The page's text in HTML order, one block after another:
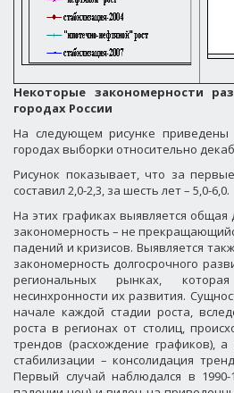
Некоторые закономерности
городах России
На следующем рисунке
городах выборки относительно
Рисунок показывает, что за
составил 2,0-2,3, за шесть лет – 5,0-6,0.
На этих графиках выявляется общая
закономерность – не
падений и кризисов. Выявляется
закономерность долгосрочного
региональных рынках,
несинхронности их развития.
начале каждой стадии роста,
роста в регионах от столиц,
трендов (расхождение графиков),
стабилизации – консолидация
Первый случай наблюдался в 1990-